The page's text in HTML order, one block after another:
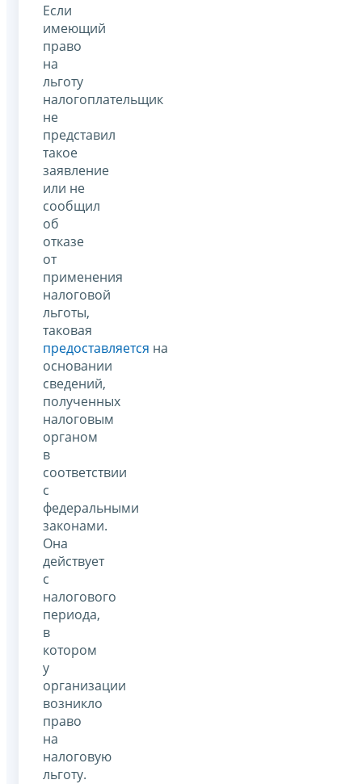
Если
имеющий
право
на
льготу
налогоплательщик
не
представил
такое
заявление
или не
сообщил
об
отказе
от
применения
налоговой
льготы,
таковая
предоставляется на
основании
сведений,
полученных
налоговым
органом
в
соответствии
с
федеральными
законами.
Она
действует
с
налогового
периода,
в
котором
у
организации
возникло
право
на
налоговую
льготу.